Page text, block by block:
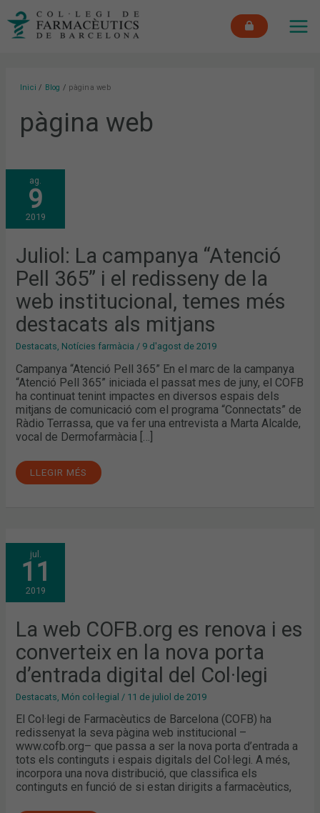
Inici Blog pàgina web
pàgina web
ag.
9
2019
Juliol: La campanya “Atenció
Pell 365” i el redisseny de la
web institucional, temes més
destacats als mitjans
Destacats Notícies farmàcia / 9 d'agost de 2019
Campanya “Atenció Pell 365” En el marc de la campanya
“Atenció Pell 365” iniciada el passat mes de juny, el COFB
ha continuat tenint impactes en diversos espais dels
mitjans de comunicació com el programa “Connectats” de
Ràdio Terrassa, que va fer una entrevista a Marta Alcalde,
vocal de Dermofarmàcia […]
JULIOL:
LA
CAMPANYA
“ATENCIÓ
PELL
365”
I
REDISSENY
DE
LA
WEB
INSTITUCIONAL,
TEMES
MÉS
DESTACATS
ALS
MITJANS
LLEGIR MÉS
jul.
11
2019
La web COFB.org es renova i es
converteix en la nova porta
d’entrada digital del Col·legi
Destacats Món col·legial / 11 de juliol de 2019
El Col·legi de Farmacèutics de Barcelona (COFB) ha
redissenyat la seva pàgina web institucional –
www.cofb.org– que passa a ser la nova porta d’entrada a
tots els continguts i espais digitals del Col·legi. A més,
incorpora una nova distribució, que classifica els
continguts en funció de si estan dirigits a farmacèutics,
LA
WEB
COFB.ORG
RENOVA
I
ES
LA
NOVA
PORTA
D’ENTRADA
DIGITAL
DEL
COL·LEGI